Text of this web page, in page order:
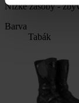
Nízké zásoby -
Barva
Tabák